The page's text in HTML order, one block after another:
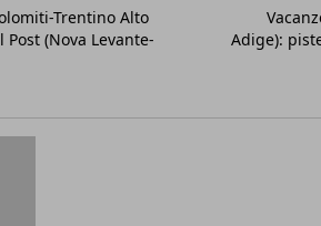
Trentino Alto
(Nova Levante-
Adige):